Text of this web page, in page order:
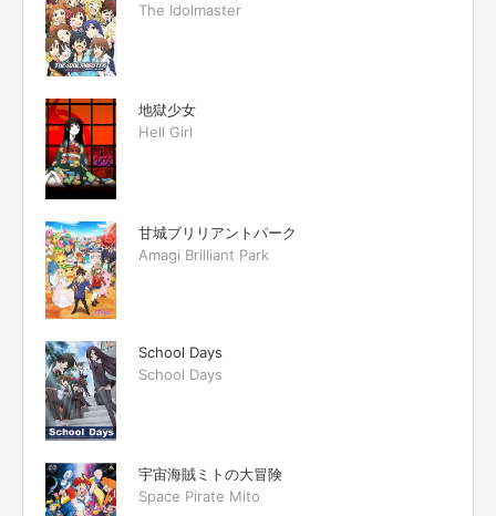
The Idolmaster
地獄少女
Hell Girl
甘城ブリリアントパーク
Amagi Brilliant Park
School Days
School Days
宇宙海賊ミトの大冒険
Space Pirate Mito